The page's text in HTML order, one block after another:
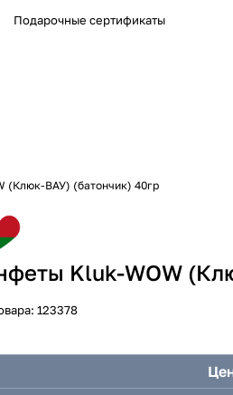
Подарочные сертификаты
(Клюк-ВАУ) (батончик) 40гр
Kluk-WOW
123378